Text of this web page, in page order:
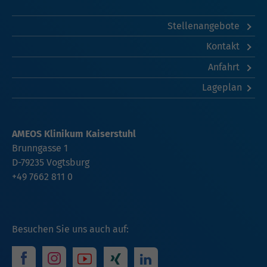
Stellenangebote
Kontakt
Anfahrt
Lageplan
Besuchen Sie uns auch auf:
AMEOS Klinikum Kaiserstuhl
Brunngasse 1
D-79235 Vogtsburg
+49 7662 811 0